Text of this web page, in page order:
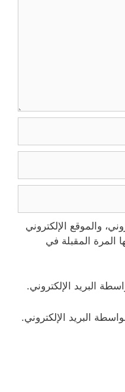
والموقع الإلكتروني
المرة المقبلة في
البريد الإلكتروني.
البريد الإلكتروني.